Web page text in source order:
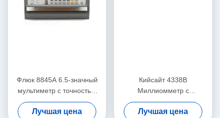
Флюк 8845А 6.5-значный
мультиметр с точностью
0,0024% постоянного тока
и безбумажный
Лучшая цена
Кийсайт 4338B
Миллиомметр с
измерением переменного
тока на 1 КГц,
Лучшая цена